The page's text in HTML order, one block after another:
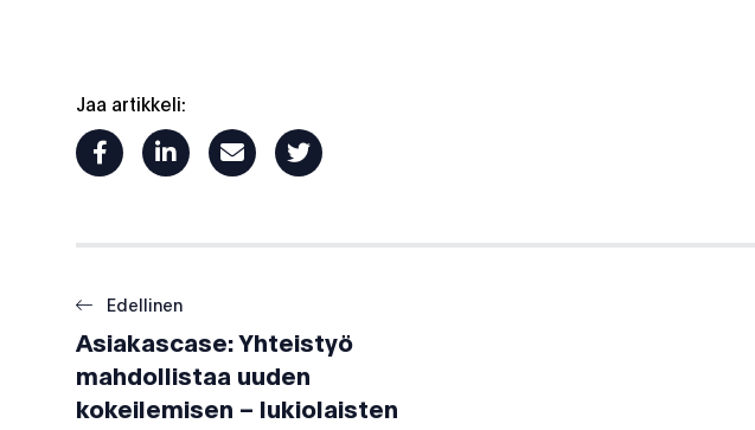
Jaa artikkeli:
facebooklinkedinmail twitter
Edellinen
Asiakascase: Yhteistyö
mahdollistaa uuden
kokeilemisen – lukiolaisten